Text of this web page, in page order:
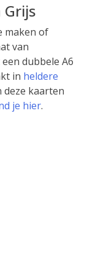
maken of
van
dubbele A6
in heldere
deze kaarten
je hier.